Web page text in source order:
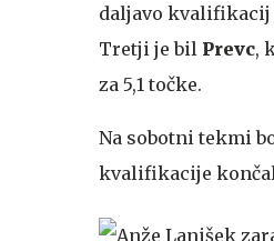
daljavo kvalifikacij
Tretji je bil Prevc,
za 5,1 točke.
Na sobotni tekmi
kvalifikacije končal